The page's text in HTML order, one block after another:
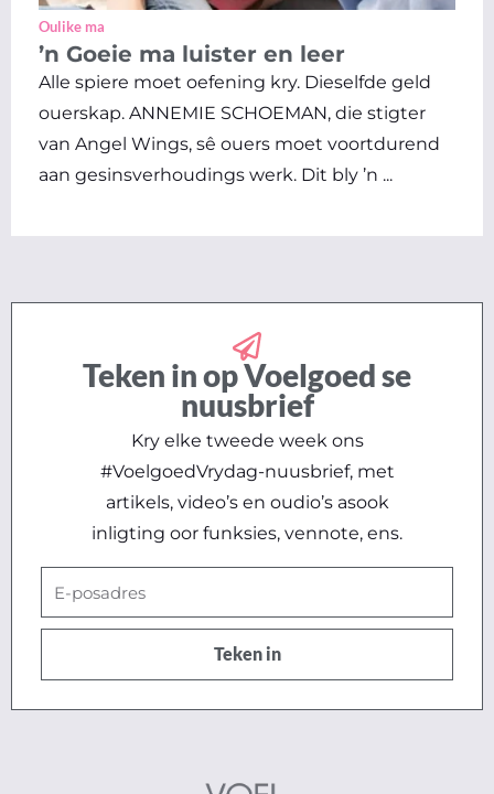
Oulike ma
’n Goeie ma luister en leer
Alle spiere moet oefening kry. Dieselfde geld
ouerskap. ANNEMIE SCHOEMAN, die stigter
van Angel Wings, sê ouers moet voortdurend
aan gesinsverhoudings werk. Dit bly ’n ...
Teken in op Voelgoed se
nuusbrief
Kry elke tweede week ons
#VoelgoedVrydag-nuusbrief, met
artikels, video’s en oudio’s asook
inligting oor funksies, vennote, ens.
posadres
Teken in